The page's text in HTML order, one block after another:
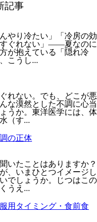
記事
やり冷たい」「冷房の効
ぐれない」――夏なのに
が抱えている「隠れ冷
こうし...
れない。でも、どこが悪
な漠然とした不調に心当
うか。東洋医学には、体
（す...
の正体
いたことはありますか？
、いまひとつイメージし
でしょうか。じつはこの
うえ...
用タイミング・食前食